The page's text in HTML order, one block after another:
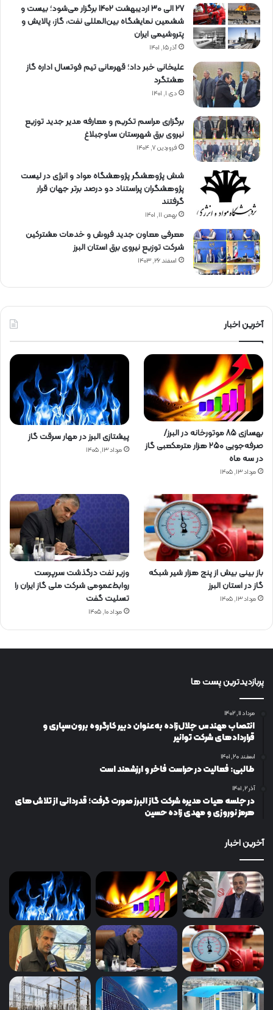
27 الی 30 اردیبهشت 1402 برگزار می‌شود؛ بیست و
ششمین نمایشگاه بین‌المللی نفت، گاز، پالایش و
پتروشیمی ایران
آذر ۱۵, ۱۴۰۱
علیخانی خبر داد؛ قهرمانی تیم فوتسال اداره گاز
هشتگرد
دی ۱, ۱۴۰۱
برگزاری مراسم تكریم و معارفه مدیر جدید توزیع
نیروی برق شهرستان ساوجبلاغ
فروردین ۷, ۱۴۰۴
شش پژوهشگر پژوهشگاه مواد و انرژی در لیست
پژوهشگران پراستناد دو درصد برتر جهان قرار
گرفتند
بهمن ۱۱, ۱۴۰۱
معرفی معاون جدید فروش و خدمات مشتركین
شركت توزیع نیروی برق استان البرز
اسفند ۲۶, ۱۴۰۳
آخرین اخبار
بهسازی ۸۵ موتورخانه در البرز/
صرفه‌جویی ۲۵۰ هزار مترمکعبی گاز
در سه ماه
مرداد ۱۳, ۱۴۰۵
پیشتازی البرز در مهار سرقت گاز
مرداد ۱۳, ۱۴۰۵
باز بینی بیش از پنج هزار شیر شبکه
گاز در استان البرز
مرداد ۱۳, ۱۴۰۵
وزیر نفت درگذشت سرپرست
روابط‌عمومی شرکت ملی گاز ایران را
تسلیت گفت
مرداد ۱۰, ۱۴۰۵
پربازدیدترین پست ها
مرداد ۱۱, ۱۴۰۲
انتصاب مهندس جلال‌زاده به‌عنوان دبیر كارگروه برون‌سپاری و
قراردادهای شركت توانیر
اسفند ۲۰, ۱۴۰۱
طالبی: فعالیت در حراست فاخر و ارزشمند است
آذر ۲, ۱۴۰۱
در جلسه هیات مدیره شرکت گاز البرز صورت گرفت؛ قدردانی از تلاش‌های
هرمز نوروزی و مهدی زاده حسین
آخرین اخبار